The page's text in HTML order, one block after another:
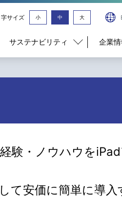
サステナビリティ 企業
サイズ 小 中 大
験・ノウハウを
て安価に簡単に導